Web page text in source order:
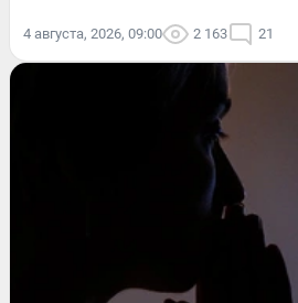
4 августа, 2026, 09:00 2 163 21